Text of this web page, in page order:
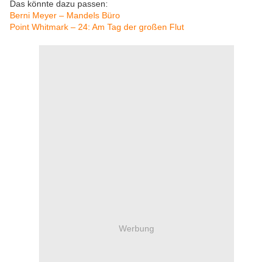
Das könnte dazu passen:
Berni Meyer – Mandels Büro
Point Whitmark – 24: Am Tag der großen Flut
Werbung